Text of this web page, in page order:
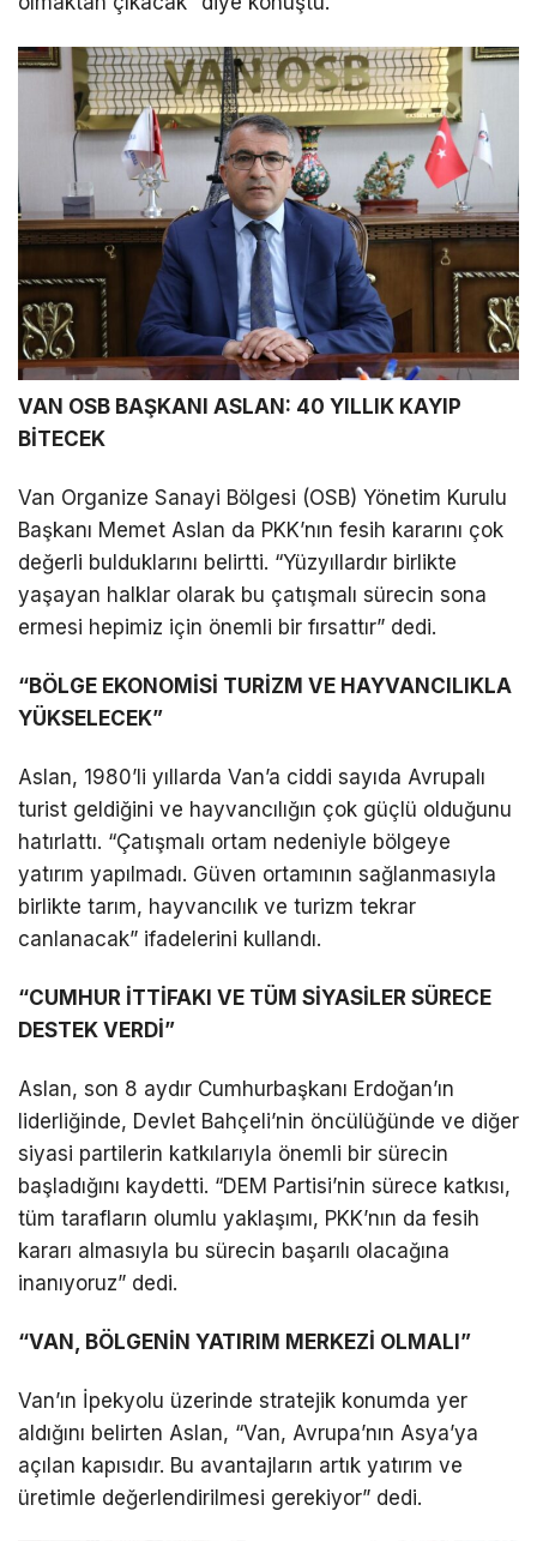
VAN OSB BAŞKANI ASLAN: 40 YILLIK KAYIP
BİTECEK
Van Organize Sanayi Bölgesi (OSB) Yönetim Kurulu
Başkanı Memet Aslan da PKK’nın fesih kararını çok
değerli bulduklarını belirtti. “Yüzyıllardır birlikte
yaşayan halklar olarak bu çatışmalı sürecin sona
ermesi hepimiz için önemli bir fırsattır” dedi.
“BÖLGE EKONOMİSİ TURİZM VE HAYVANCILIKLA
YÜKSELECEK”
Aslan, 1980’li yıllarda Van’a ciddi sayıda Avrupalı
turist geldiğini ve hayvancılığın çok güçlü olduğunu
hatırlattı. “Çatışmalı ortam nedeniyle bölgeye
yatırım yapılmadı. Güven ortamının sağlanmasıyla
birlikte tarım, hayvancılık ve turizm tekrar
canlanacak” ifadelerini kullandı.
“CUMHUR İTTİFAKI VE TÜM SİYASİLER SÜRECE
DESTEK VERDİ”
Aslan, son 8 aydır Cumhurbaşkanı Erdoğan’ın
liderliğinde, Devlet Bahçeli’nin öncülüğünde ve diğer
siyasi partilerin katkılarıyla önemli bir sürecin
başladığını kaydetti. “DEM Partisi’nin sürece katkısı,
tüm tarafların olumlu yaklaşımı, PKK’nın da fesih
kararı almasıyla bu sürecin başarılı olacağına
inanıyoruz” dedi.
“VAN, BÖLGENİN YATIRIM MERKEZİ OLMALI”
Van’ın İpekyolu üzerinde stratejik konumda yer
aldığını belirten Aslan, “Van, Avrupa’nın Asya’ya
açılan kapısıdır. Bu avantajların artık yatırım ve
üretimle değerlendirilmesi gerekiyor” dedi.